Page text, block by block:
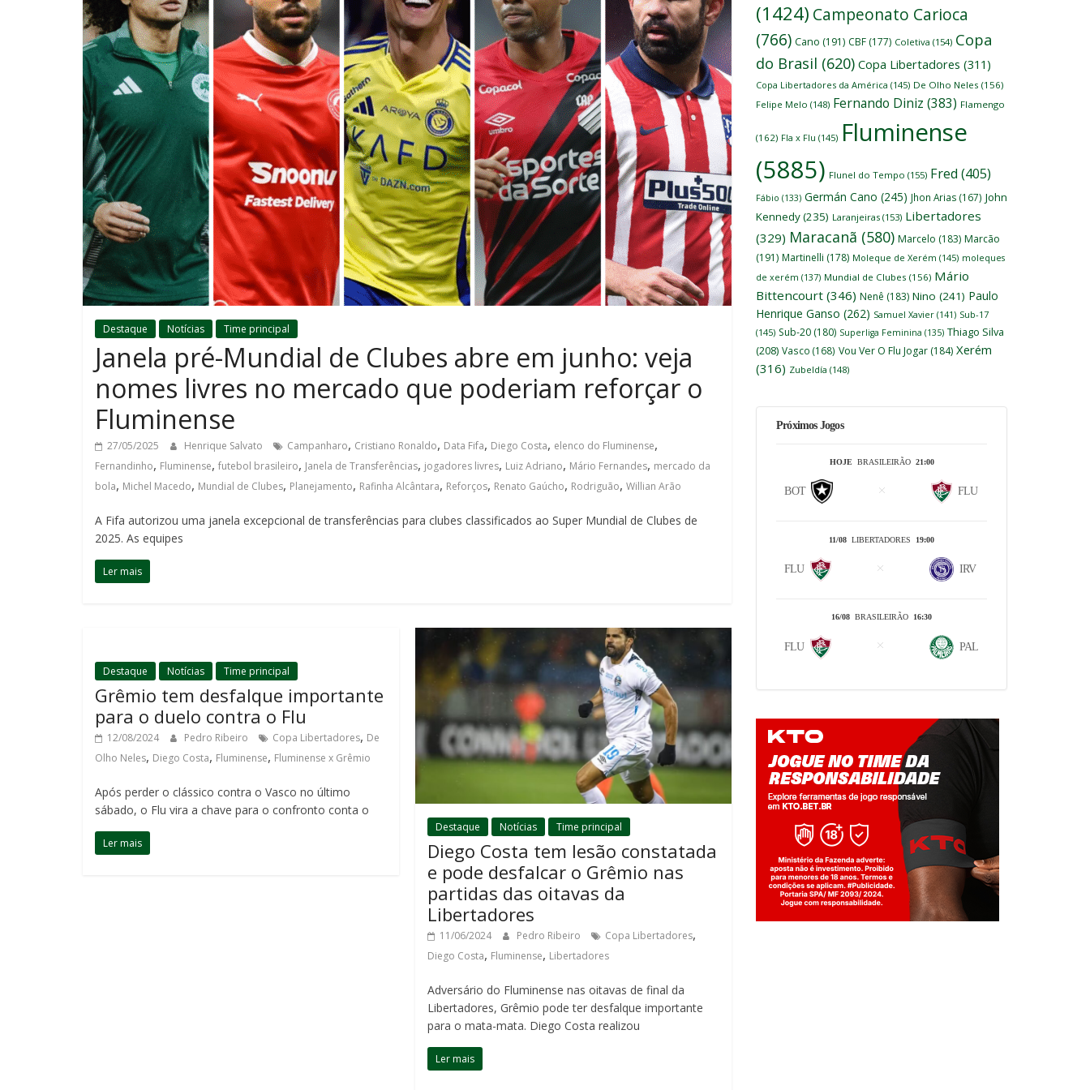
Destaque Notícias Time principal
Janela pré-Mundial de Clubes abre em junho: veja
nomes livres no mercado que poderiam reforçar o
Fluminense
27/05/2025 Henrique Salvato Campanharo, Cristiano Ronaldo, Data Fifa, Diego Costa, elenco do Fluminense,
Fernandinho, Fluminense, futebol brasileiro, Janela de Transferências, jogadores livres, Luiz Adriano, Mário Fernandes, mercado da
bola, Michel Macedo, Mundial de Clubes, Planejamento, Rafinha Alcântara, Reforços, Renato Gaúcho, Rodriguão, Willian Arão
A Fifa autorizou uma janela excepcional de transferências para clubes classificados ao Super Mundial de Clubes de
2025. As equipes
Ler mais
Destaque Notícias Time principal
Grêmio tem desfalque importante
para o duelo contra o Flu
12/08/2024 Pedro Ribeiro Copa Libertadores, De
Olho Neles, Diego Costa, Fluminense, Fluminense x Grêmio
Após perder o clássico contra o Vasco no último
sábado, o Flu vira a chave para o confronto conta o
Ler mais
Destaque Notícias Time principal
Diego Costa tem lesão constatada
e pode desfalcar o Grêmio nas
partidas das oitavas da
Libertadores
11/06/2024 Pedro Ribeiro Copa Libertadores,
Diego Costa, Fluminense, Libertadores
Adversário do Fluminense nas oitavas de final da
Libertadores, Grêmio pode ter desfalque importante
para o mata-mata. Diego Costa realizou
Ler mais
(1424) Campeonato Carioca
(766) Cano (191) CBF (177) Coletiva (154) Copa
do Brasil (620) Copa Libertadores (311)
Copa Libertadores da América (145) De Olho Neles (156)
Felipe Melo (148) Fernando Diniz (383) Flamengo
(162) Fla x Flu (145) Fluminense
(5885) Flunel do Tempo (155) Fred (405)
Fábio (133) Germán Cano (245) Jhon Arias (167) John
Kennedy(235) Laranjeiras (153) Libertadores
(329) Maracanã (580) Marcelo (183) Marcão
(191) Martinelli (178) Moleque de Xerém (145) moleques
de xerém (137) Mundial de Clubes (156) Mário
Bittencourt (346) Nenê (183) Nino (241) Paulo
Henrique Ganso (262) Samuel Xavier (141) Sub-17
(145) Sub-20 (180) Superliga Feminina (135) Thiago Silva
(208) Vasco (168) Vou Ver O Flu Jogar (184) Xerém
(316) Zubeldía (148)
Próximos Jogos
HOJE BRASILEIRÃO 21:00
BOT FLU
11/08 LIBERTADORES 19:00
FLU IRV
16/08 BRASILEIRÃO 16:30
FLU PAL
Jogue com responsabilidade. 18+